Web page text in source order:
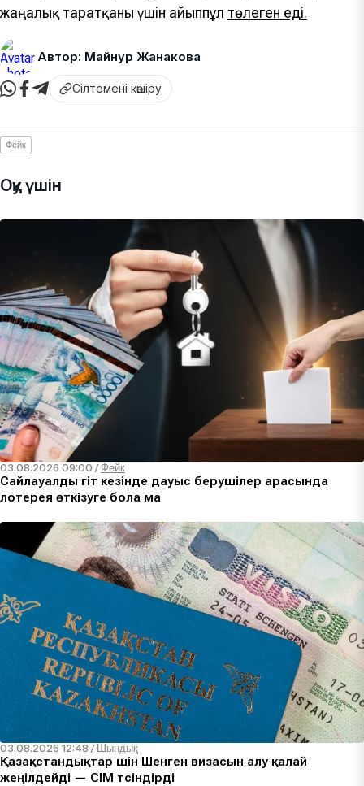
жаңалық таратқаны үшін айыппұл төлеген еді.
Автор: Майнур Жанакова
Сілтемені көшіру
Фейк
Оқу үшін
03.08.2026 09:00 /Фейк
Сайлауалды үгіт кезінде дауыс берушілер арасында
лотерея өткізуге бола ма
03.08.2026 12:48 / Шындық
Қазақстандықтар үшін Шенген визасын алу қалай
жеңілдейді — СІМ түсіндірді